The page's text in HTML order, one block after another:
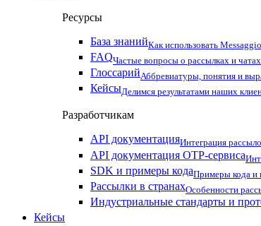
Ресурсы
База знанийКак использовать Messaggio
FAQЧастые вопросы о рассылках и чатах
ГлоссарийАббревиатуры, понятия и
КейсыДелимся результатами наших
Разработчикам
API документацияИнтеграция
API документация OTP-сервиса
SDK и примеры кодаПримеры кода и
Рассылки в странахОсобенности
Индустриальные стандарты и
Кейсы